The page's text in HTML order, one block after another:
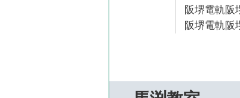
阪堺電軌阪
阪堺電軌阪